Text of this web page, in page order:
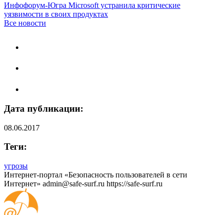
Инфофорум-Югра Microsoft устранила критические
уязвимости в своих продуктах
Все новости
Дата публикации:
08.06.2017
Теги:
угрозы
Интернет-портал «Безопасность пользователей в сети
Интернет» admin@safe-surf.ru https://safe-surf.ru